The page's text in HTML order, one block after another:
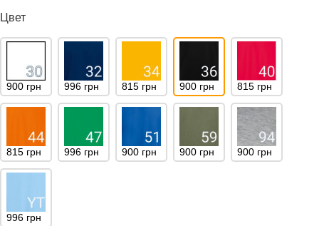
Цвет
900 грн 996 грн 815 грн 900 грн 815 грн
815 грн 996 грн 900 грн 900 грн 900 грн
996 грн